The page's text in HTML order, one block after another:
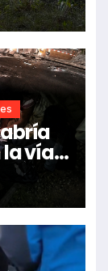
vía e